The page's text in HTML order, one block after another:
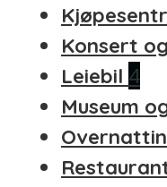
Konsert
Leiebil 4
Museum